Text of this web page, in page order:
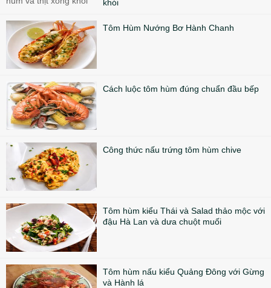
khói
Tôm Hùm Nướng Bơ Hành Chanh
Cách luộc tôm hùm đúng chuẩn đầu bếp
Công thức nấu trứng tôm hùm chive
Tôm hùm kiểu Thái và Salad thảo mộc với
đậu Hà Lan và dưa chuột muối
Tôm hùm nấu kiểu Quảng Đông với Gừng
và Hành lá